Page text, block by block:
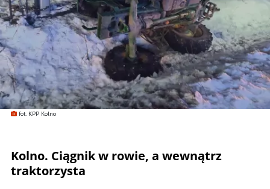
fot. KPP Kolno
Kolno. Ciągnik w rowie, a wewnątrz
traktorzysta